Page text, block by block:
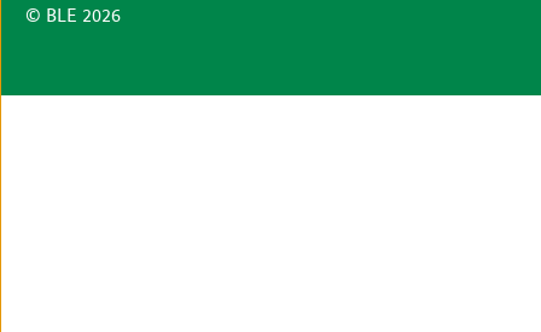
© BLE 2026